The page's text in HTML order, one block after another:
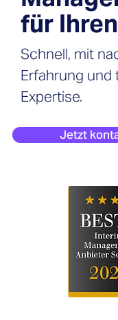
für
Schnell, mit
Erfahrung
Expertise.
Jetzt